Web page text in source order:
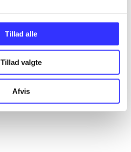
Tillad alle
Tillad valgte
Afvis